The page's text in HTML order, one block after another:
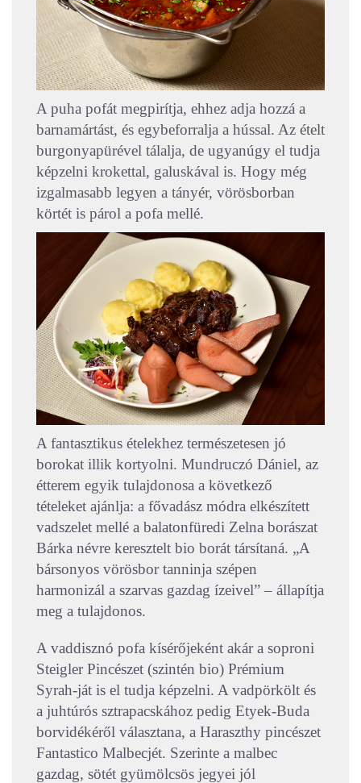
A puha pofát megpirítja, ehhez adja hozzá a
barnamártást, és egybeforralja a hússal. Az ételt
burgonyapürével tálalja, de ugyanúgy el tudja
képzelni krokettal, galuskával is. Hogy még
izgalmasabb legyen a tányér, vörösborban
körtét is párol a pofa mellé.
A fantasztikus ételekhez természetesen jó
borokat illik kortyolni. Mundruczó Dániel, az
étterem egyik tulajdonosa a következő
tételeket ajánlja: a fővadász módra elkészített
vadszelet mellé a balatonfüredi Zelna borászat
Bárka névre keresztelt bio borát társítaná. „A
bársonyos vörösbor tanninja szépen
harmonizál a szarvas gazdag ízeivel” – állapítja
meg a tulajdonos.
A vaddisznó pofa kísérőjeként akár a soproni
Steigler Pincészet (szintén bio) Prémium
Syrah-ját is el tudja képzelni. A vadpörkölt és
a juhtúrós sztrapacskához pedig Etyek-Buda
borvidékéről választana, a Haraszthy pincészet
Fantastico Malbecjét. Szerinte a malbec
gazdag, sötét gyümölcsös jegyei jól